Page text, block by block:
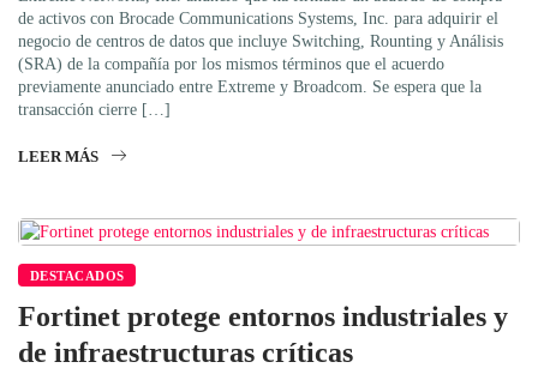
de activos con Brocade Communications Systems, Inc. para adquirir el
negocio de centros de datos que incluye Switching, Rounting y Análisis
(SRA) de la compañía por los mismos términos que el acuerdo
previamente anunciado entre Extreme y Broadcom. Se espera que la
transacción cierre […]
LEER MÁS
DESTACADOS
Fortinet protege entornos industriales y
de infraestructuras críticas